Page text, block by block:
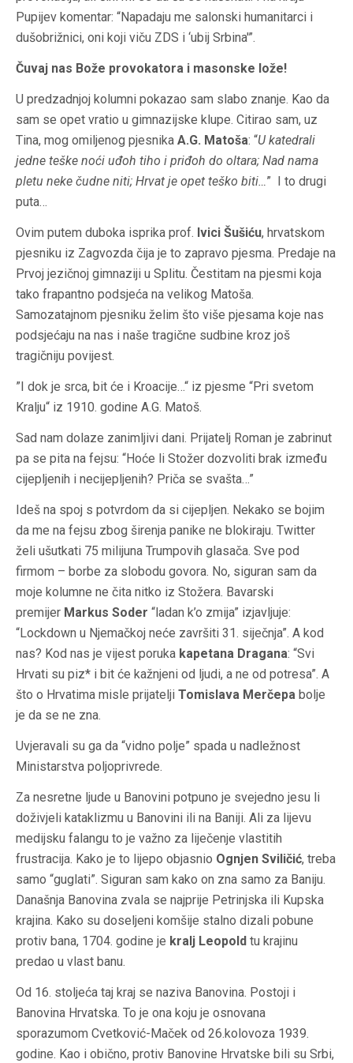
Pupijev komentar: “Napadaju me salonski humanitarci i
dušobrižnici, oni koji viču ZDS i ‘ubij Srbina'”.
Čuvaj nas Bože provokatora i masonske lože!
U predzadnjoj kolumni pokazao sam slabo znanje. Kao da
sam se opet vratio u gimnazijske klupe. Citirao sam, uz
Tina, mog omiljenog pjesnika A.G. Matoša: “U katedrali
jedne teške noći uđoh tiho i priđoh do oltara; Nad nama
pletu neke čudne niti; Hrvat je opet teško biti…” I to drugi
puta…
Ovim putem duboka isprika prof. Ivici Šušiću, hrvatskom
pjesniku iz Zagvozda čija je to zapravo pjesma. Predaje na
Prvoj jezičnoj gimnaziji u Splitu. Čestitam na pjesmi koja
tako frapantno podsjeća na velikog Matoša.
Samozatajnom pjesniku želim što više pjesama koje nas
podsjećaju na nas i naše tragične sudbine kroz još
tragičniju povijest.
”I dok je srca, bit će i Kroacije…“ iz pjesme “Pri svetom
Kralju“ iz 1910. godine A.G. Matoš.
Sad nam dolaze zanimljivi dani. Prijatelj Roman je zabrinut
pa se pita na fejsu: “Hoće li Stožer dozvoliti brak između
cijepljenih i necijepljenih? Priča se svašta…”
Ideš na spoj s potvrdom da si cijepljen. Nekako se bojim
da me na fejsu zbog širenja panike ne blokiraju. Twitter
želi ušutkati 75 milijuna Trumpovih glasača. Sve pod
firmom – borbe za slobodu govora. No, siguran sam da
moje kolumne ne čita nitko iz Stožera. Bavarski
premijer Markus Soder “ladan k’o zmija” izjavljuje:
“Lockdown u Njemačkoj neće završiti 31. siječnja”. A kod
nas? Kod nas je vijest poruka kapetana Dragana: “Svi
Hrvati su piz* i bit će kažnjeni od ljudi, a ne od potresa”. A
što o Hrvatima misle prijatelji Tomislava Merčepa bolje
je da se ne zna.
Uvjeravali su ga da “vidno polje” spada u nadležnost
Ministarstva poljoprivrede.
Za nesretne ljude u Banovini potpuno je svejedno jesu li
doživjeli kataklizmu u Banovini ili na Baniji. Ali za lijevu
medijsku falangu to je važno za liječenje vlastitih
frustracija. Kako je to lijepo objasnio Ognjen Sviličić, treba
samo “guglati”. Siguran sam kako on zna samo za Baniju.
Današnja Banovina zvala se najprije Petrinjska ili Kupska
krajina. Kako su doseljeni komšije stalno dizali pobune
protiv bana, 1704. godine je kralj Leopold tu krajinu
predao u vlast banu.
Od 16. stoljeća taj kraj se naziva Banovina. Postoji i
Banovina Hrvatska. To je ona koju je osnovana
sporazumom Cvetković-Maček od 26.kolovoza 1939.
godine. Kao i obično, protiv Banovine Hrvatske bili su Srbi,